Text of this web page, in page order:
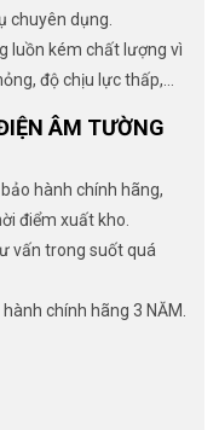
chuyên dụng.
luồn kém chất lượng vì
độ chịu lực thấp,…
ÂM TƯỜNG
hành chính hãng,
điểm xuất kho.
vấn trong suốt quá
chính hãng 3 NĂM.